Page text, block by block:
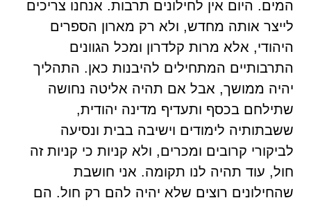
המים. היום אין לחילונים תרבות. אנחנו צריכים
לייצר אותה מחדש, ולא רק מארון הספרים
היהודי, אלא מרות קלדרון ומכל הגוונים
התרבותיים המתחילים להיבנות כאן. התהליך
יהיה ממושך, אבל אם תהיה אליטה נחושה
שתילחם בכסף ותעדיף מדינה יהודית,
ששבתותיה לימודים וישיבה בבית ונסיעה
לביקורי קרובים ומכרים, ולא קניות כי קניות זה
חול, עוד תהיה לנו תקומה. אני חושבת
שהחילונים רוצים שלא יהיה להם רק חול. הם